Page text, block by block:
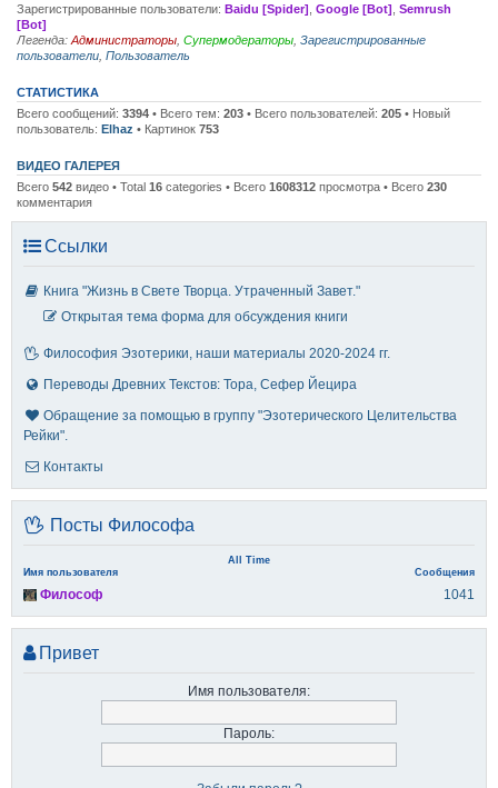
Зарегистрированные пользователи: Baidu [Spider] Google [Bot] Semrush
[Bot]
Легенда: Администраторы Супермодераторы Зарегистрированные
пользователи Пользователь
СТАТИСТИКА
Всего сообщений: 3394 • Всего тем: 203 • Всего пользователей: 205 • Новый
пользователь: Elhaz • Картинок 753
ВИДЕО ГАЛЕРЕЯ
Всего 542 видео • Total 16 categories • Всего 1608312 просмотра • Всего 230
комментария
Ссылки
Книга "Жизнь в Свете Творца. Утраченный Завет."
Открытая тема форма для обсуждения книги
Философия Эзотерики, наши материалы 2020-2024 гг.
Переводы Древних Текстов: Тора, Сефер Йецира
Обращение за помощью в группу "Эзотерического Целительства
Рейки".
Контакты
Посты Философа
All Time
Имя пользователя
Сообщения
Философ 1041
Привет
Имя пользователя:
Пароль: